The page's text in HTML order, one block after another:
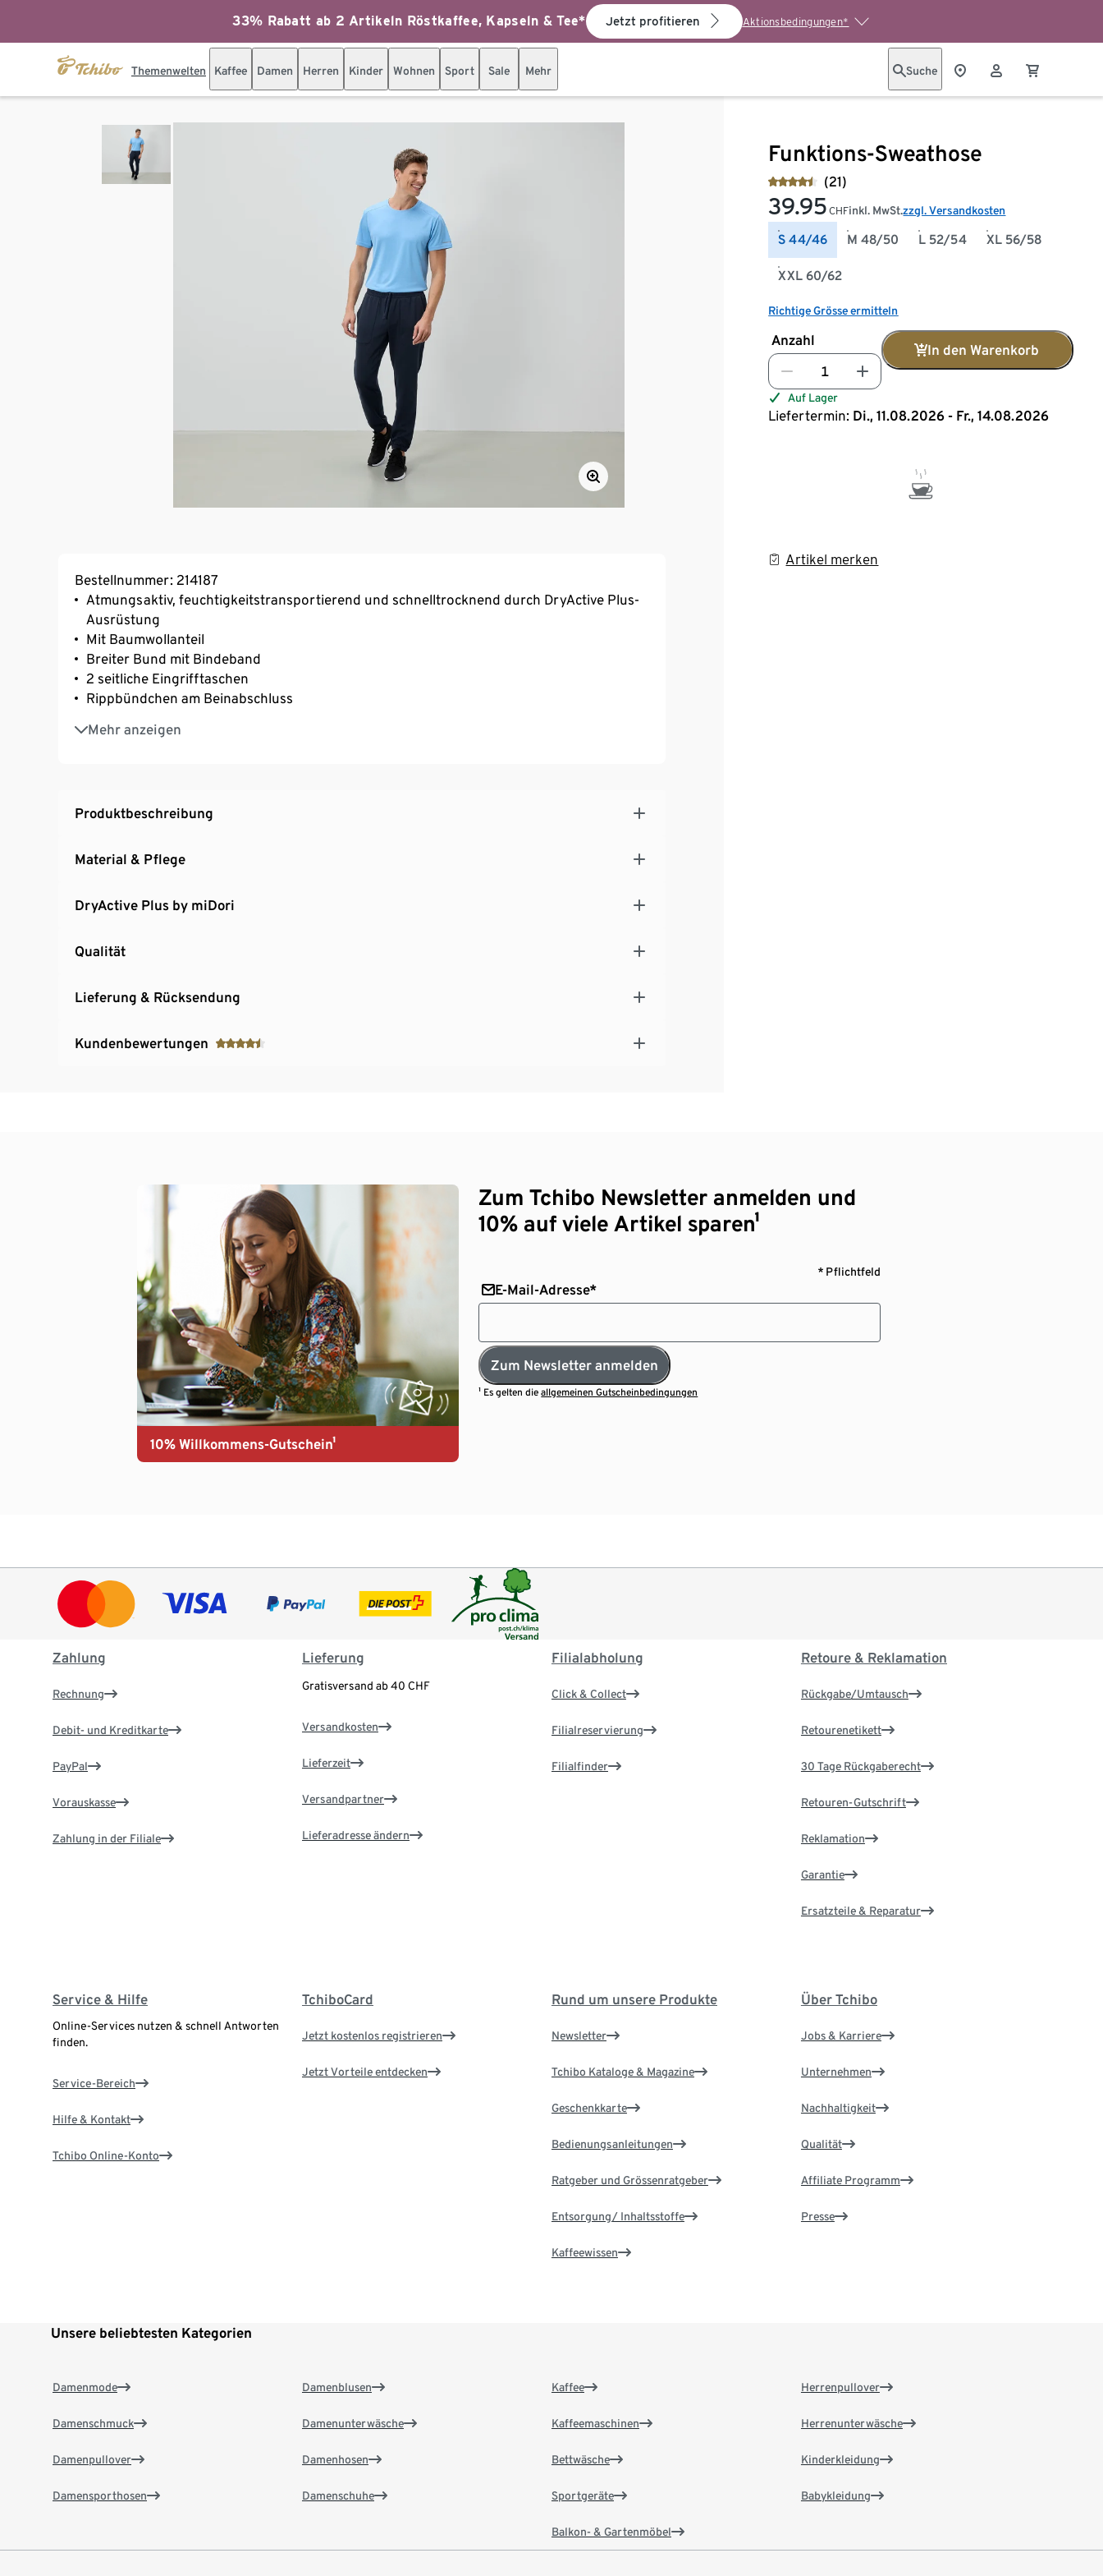
33% Rabatt ab 2 Artikeln Röstkaffee, Kapseln & Tee* Jetzt profitieren Aktionsbedingungen*
Themenwelten Kaffee Damen Herren Kinder Wohnen Sport Sale Mehr Suche
Funktions-Sweathose
(21)
39.95 CHFinkl. MwSt.zzgl. Versandkosten
S 44/46 M 48/50 L 52/54 XL 56/58
XXL 60/62
Richtige Grösse ermitteln
Anzahl
In den Warenkorb
Auf Lager
Liefertermin: Di., 11.08.2026 - Fr., 14.08.2026
Artikel merken
Bestellnummer: 214187
Atmungsaktiv, feuchtigkeitstransportierend und schnelltrocknend durch DryActive Plus-
Ausrüstung
Mit Baumwollanteil
Breiter Bund mit Bindeband
2 seitliche Eingrifftaschen
Rippbündchen am Beinabschluss
Mehr anzeigen
Reflektierende Elemente
Produktbeschreibung
Material & Pflege
DryActive Plus by miDori
Qualität
Lieferung & Rücksendung
Kundenbewertungen
10% Willkommens-Gutschein¹
Zum Tchibo Newsletter anmelden und
10% auf viele Artikel sparen¹
* Pflichtfeld
E-Mail-Adresse*
Zum Newsletter anmelden
¹ Es gelten dieallgemeinen Gutscheinbedingungen
Zahlung
Rechnung
Debit- und Kreditkarte
PayPal
Vorauskasse
Zahlung in der Filiale
Lieferung
Gratisversand ab 40 CHF
Versandkosten
Lieferzeit
Versandpartner
Lieferadresse ändern
Filialabholung
Click & Collect
Filialreservierung
Filialfinder
Retoure & Reklamation
Rückgabe/Umtausch
Retourenetikett
30 Tage Rückgaberecht
Retouren-Gutschrift
Reklamation
Garantie
Ersatzteile & Reparatur
Service & Hilfe
Online-Services nutzen & schnell Antworten
finden.
Service-Bereich
Hilfe & Kontakt
Tchibo Online-Konto
TchiboCard
Jetzt kostenlos registrieren
Jetzt Vorteile entdecken
Rund um unsere Produkte
Newsletter
Tchibo Kataloge & Magazine
Geschenkkarte
Bedienungsanleitungen
Ratgeber und Grössenratgeber
Entsorgung/ Inhaltsstoffe
Kaffeewissen
Über Tchibo
Jobs & Karriere
Unternehmen
Nachhaltigkeit
Qualität
Affiliate Programm
Presse
Unsere beliebtesten Kategorien
Damenmode
Damenschmuck
Damenpullover
Damensporthosen
Damenblusen
Damenunterwäsche
Damenhosen
Damenschuhe
Kaffee
Kaffeemaschinen
Bettwäsche
Sportgeräte
Balkon- & Gartenmöbel
Herrenpullover
Herrenunterwäsche
Kinderkleidung
Babykleidung